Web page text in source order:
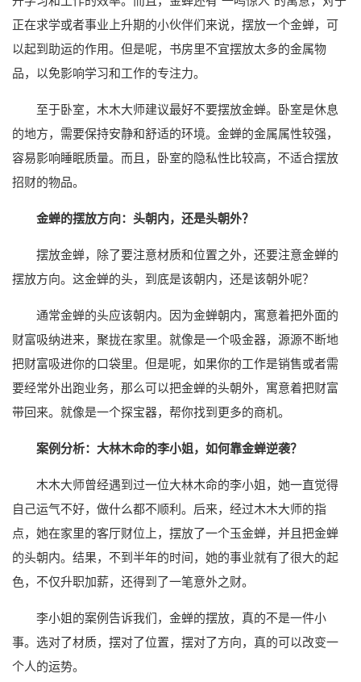
正在求学或者事业上升期的小伙伴们来说，摆放一个金蝉，可
以起到助运的作用。但是呢，书房里不宜摆放太多的金属物
品，以免影响学习和工作的专注力。
至于卧室，木木大师建议最好不要摆放金蝉。卧室是休息
的地方，需要保持安静和舒适的环境。金蝉的金属属性较强，
容易影响睡眠质量。而且，卧室的隐私性比较高，不适合摆放
招财的物品。
金蝉的摆放方向：头朝内，还是头朝外？
摆放金蝉，除了要注意材质和位置之外，还要注意金蝉的
摆放方向。这金蝉的头，到底是该朝内，还是该朝外呢？
通常金蝉的头应该朝内。因为金蝉朝内，寓意着把外面的
财富吸纳进来，聚拢在家里。就像是一个吸金器，源源不断地
把财富吸进你的口袋里。但是呢，如果你的工作是销售或者需
要经常外出跑业务，那么可以把金蝉的头朝外，寓意着把财富
带回来。就像是一个探宝器，帮你找到更多的商机。
案例分析：大林木命的李小姐，如何靠金蝉逆袭？
木木大师曾经遇到过一位大林木命的李小姐，她一直觉得
自己运气不好，做什么都不顺利。后来，经过木木大师的指
点，她在家里的客厅财位上，摆放了一个玉金蝉，并且把金蝉
的头朝内。结果，不到半年的时间，她的事业就有了很大的起
色，不仅升职加薪，还得到了一笔意外之财。
李小姐的案例告诉我们，金蝉的摆放，真的不是一件小
事。选对了材质，摆对了位置，摆对了方向，真的可以改变一
个人的运势。